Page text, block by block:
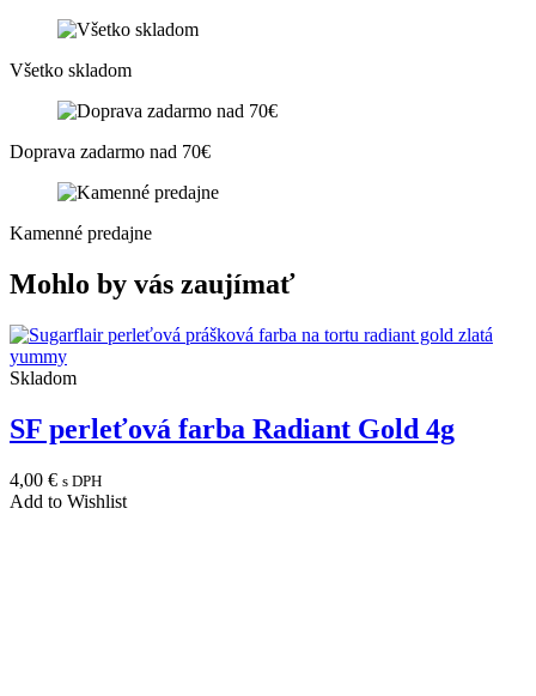
Všetko skladom
Doprava zadarmo nad 70€
Kamenné predajne
Mohlo by vás zaujímať
Skladom
SF perleťová farba Radiant Gold 4g
4,00 € s DPH
Add to Wishlist